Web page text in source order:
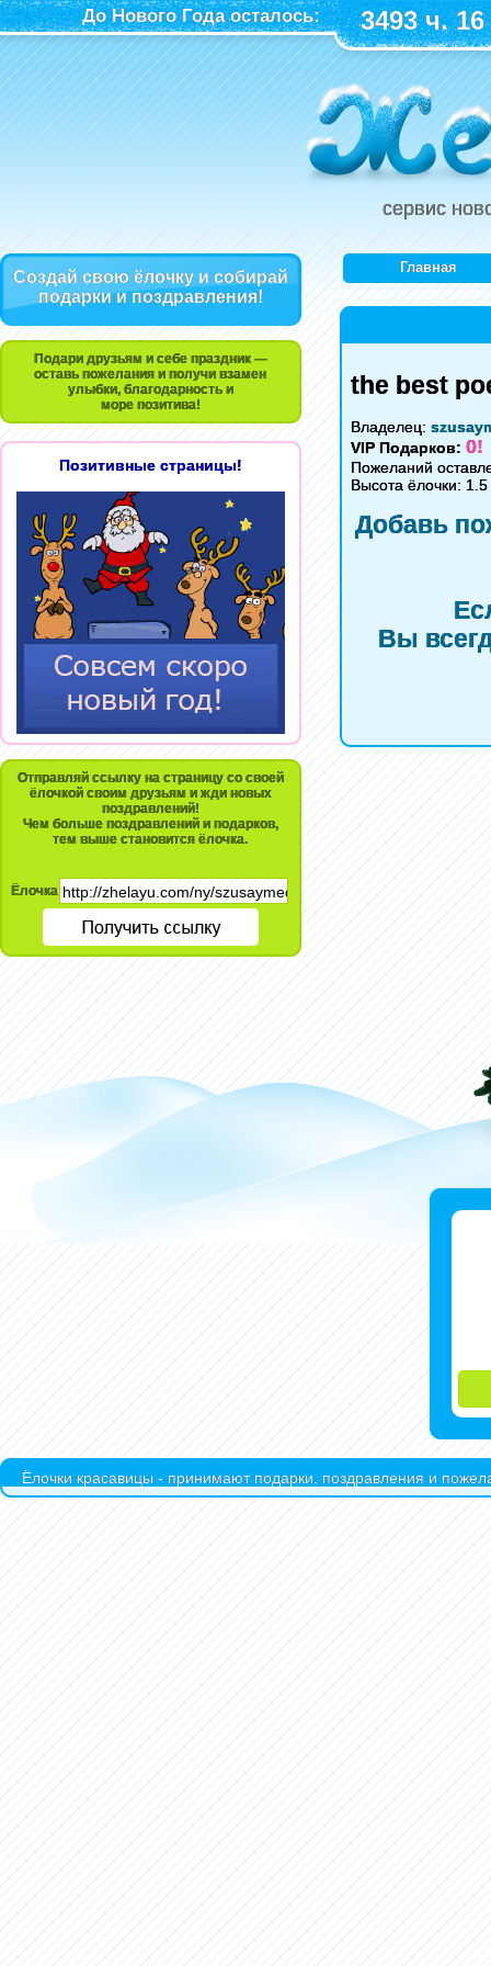
До Нового Года осталось: 3493 ч.
сервис
Создай свою ёлочку и собирай
подарки и поздравления!
Подари друзьям и себе праздник —
оставь пожелания и получи взамен
улыбки, благодарность и
море позитива!
Позитивные страницы!
Отправляй ссылку на страницу со своей
ёлочкой своим друзьям и жди новых
поздравлений!
Чем больше поздравлений и подарков,
тем выше становится ёлочка.
Ёлочка
Главная
the best
Владелец:
VIP Подарков: 0!
Пожеланий
Высота ёлочки:
Добавь
Вы
Ёлочки красавицы - принимают подарки, поздравления и